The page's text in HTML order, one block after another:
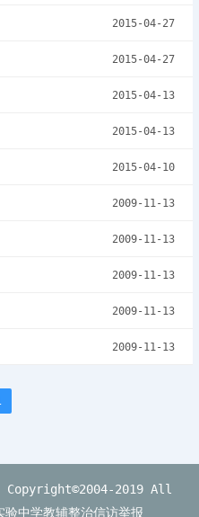
2015-04-27
2015-04-27
2015-04-13
2015-04-13
2015-04-10
2009-11-13
2009-11-13
2009-11-13
2009-11-13
2009-11-13
Copyright©2004-2019 All
验中学教辅整治信访举报